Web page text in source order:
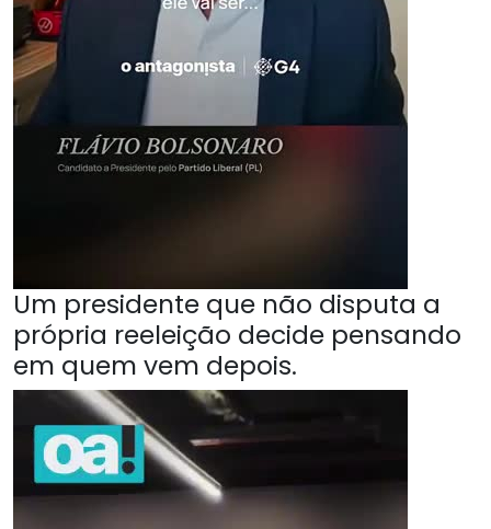
Um presidente que não disputa a
própria reeleição decide pensando
em quem vem depois.